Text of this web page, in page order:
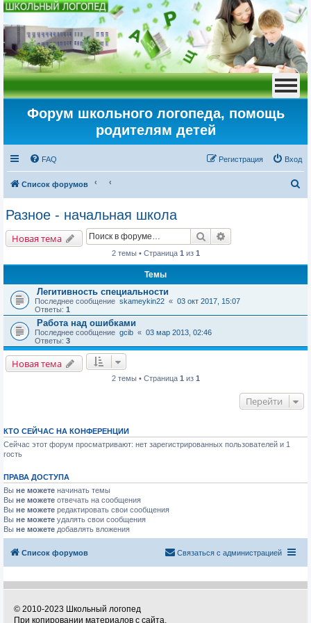
Форум школьного логопеда, помощь
родителям детей
FAQ Вход
Регистрация
Список форумов
о
Разное - начальная школа
Новая тема Поиск
2 темы • Страница 1 из 1
Темы
Легитивность специальности
Последнее сообщение skameykin22 « 03 окт 2017, 15:07
Ответы: 1
Работа над ошибками
Последнее сообщение gcib « 03 мар 2013, 02:46
Ответы: 3
Новая тема
2 темы • Страница 1 из 1
Перейти
КТО СЕЙЧАС НА КОНФЕРЕНЦИИ
Сейчас этот форум просматривают: нет зарегистрированных пользователей и 1
гость
ПРАВА ДОСТУПА
Вы не можете начинать темы
Вы не можете отвечать на сообщения
Вы не можете редактировать свои сообщения
Вы не можете удалять свои сообщения
Вы не можете добавлять вложения
Список форумов Связаться с администрацией
© 2010-2023 Школьный логопед
При копировании материалов с сайта,